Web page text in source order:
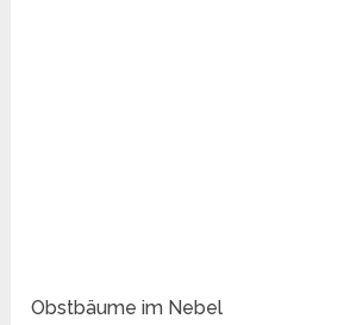
Obstbäume im Nebel